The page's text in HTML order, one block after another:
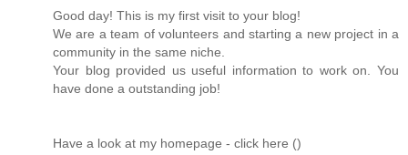
Good day! This is my first visit to your blog!
We are a team of volunteers and starting a new project in a
community in the same niche.
Your blog provided us useful information to work on. You
have done a outstanding job!
Have a look at my homepage - click here ()